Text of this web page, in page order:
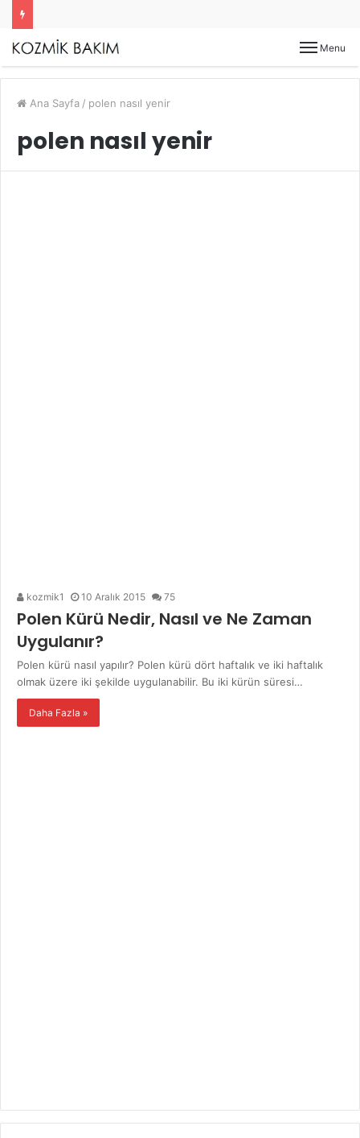
Menu
Ana Sayfa / polen nasıl yenir
polen nasıl yenir
kozmik1 10 Aralık 2015 75
Polen Kürü Nedir, Nasıl ve Ne Zaman
Uygulanır?
Polen kürü nasıl yapılır? Polen kürü dört haftalık ve iki haftalık
olmak üzere iki şekilde uygulanabilir. Bu iki kürün süresi…
Daha Fazla »